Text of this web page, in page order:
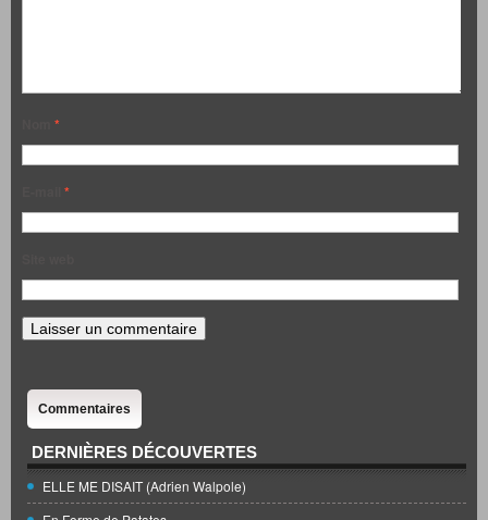
*
*
Commentaires
DERNIÈRES DÉCOUVERTES
ELLE ME DISAIT (Adrien Walpole)